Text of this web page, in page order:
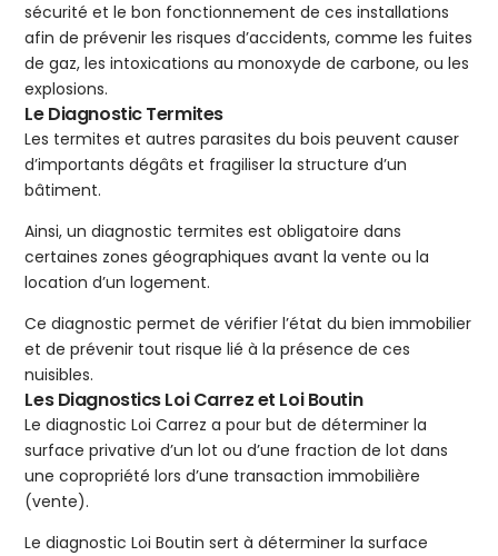
sécurité et le bon fonctionnement de ces installations
afin de prévenir les risques d’accidents, comme les fuites
de gaz, les intoxications au monoxyde de carbone, ou les
explosions.
Le Diagnostic Termites
Les termites et autres parasites du bois peuvent causer
d’importants dégâts et fragiliser la structure d’un
bâtiment.
Ainsi, un diagnostic termites est obligatoire dans
certaines zones géographiques avant la vente ou la
location d’un logement.
Ce diagnostic permet de vérifier l’état du bien immobilier
et de prévenir tout risque lié à la présence de ces
nuisibles.
Les Diagnostics Loi Carrez et Loi Boutin
Le diagnostic Loi Carrez a pour but de déterminer la
surface privative d’un lot ou d’une fraction de lot dans
une copropriété lors d’une transaction immobilière
(vente).
Le diagnostic Loi Boutin sert à déterminer la surface